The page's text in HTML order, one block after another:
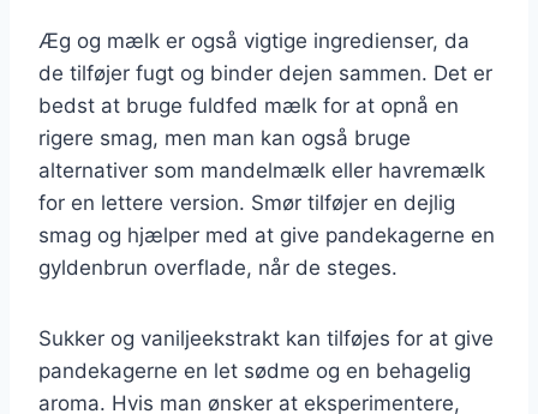
Æg og mælk er også vigtige ingredienser, da
de tilføjer fugt og binder dejen sammen. Det er
bedst at bruge fuldfed mælk for at opnå en
rigere smag, men man kan også bruge
alternativer som mandelmælk eller havremælk
for en lettere version. Smør tilføjer en dejlig
smag og hjælper med at give pandekagerne en
gyldenbrun overflade, når de steges.
Sukker og vaniljeekstrakt kan tilføjes for at give
pandekagerne en let sødme og en behagelig
aroma. Hvis man ønsker at eksperimentere,